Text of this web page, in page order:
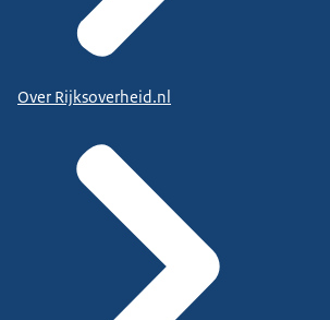
Over Rijksoverheid.nl